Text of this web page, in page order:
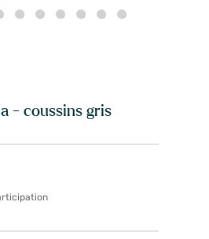
- coussins gris